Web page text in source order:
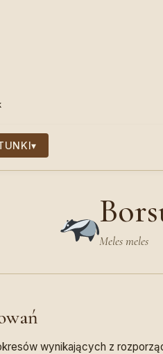
▾
Meles meles
wynikających z